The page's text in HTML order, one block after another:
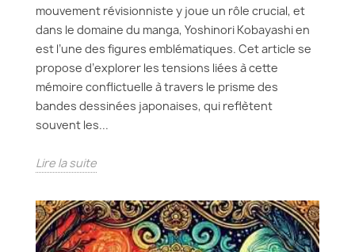
mouvement révisionniste y joue un rôle crucial, et
dans le domaine du manga, Yoshinori Kobayashi en
est l’une des figures emblématiques. Cet article se
propose d’explorer les tensions liées à cette
mémoire conflictuelle à travers le prisme des
bandes dessinées japonaises, qui reflètent
souvent les...
Lire la suite